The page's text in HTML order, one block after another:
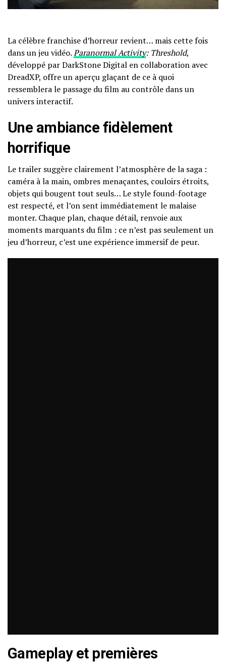
La célèbre franchise d’horreur revient… mais cette fois
dans un jeu vidéo.Paranormal Activity: Threshold,
développé par DarkStone Digital en collaboration avec
DreadXP, offre un aperçu glaçant de ce à quoi
ressemblera le passage du film au contrôle dans un
univers interactif.
Une ambiance fidèlement
horrifique
Le trailer suggère clairement l’atmosphère de la saga :
caméra à la main, ombres menaçantes, couloirs étroits,
objets qui bougent tout seuls… Le style found-footage
est respecté, et l’on sent immédiatement le malaise
monter. Chaque plan, chaque détail, renvoie aux
moments marquants du film : ce n’est pas seulement un
jeu d’horreur, c’est une expérience immersif de peur.
Gameplay et premières